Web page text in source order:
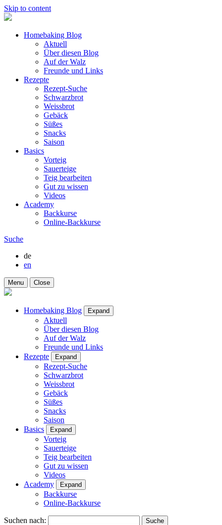
Skip to content
Homebaking Blog
Aktuell
Über diesen Blog
Auf der Walz
Freunde und Links
Rezepte
Rezept-Suche
Schwarzbrot
Weissbrot
Gebäck
Süßes
Snacks
Saison
Basics
Vorteig
Sauerteige
Teig bearbeiten
Gut zu wissen
Videos
Academy
Backkurse
Online-Backkurse
Suche
de
en
Menu Close
Homebaking Blog Expand
Aktuell
Über diesen Blog
Auf der Walz
Freunde und Links
Rezepte
Expand
Rezept-Suche
Schwarzbrot
Weissbrot
Gebäck
Süßes
Snacks
Saison
Basics
Expand
Vorteig
Sauerteige
Teig bearbeiten
Gut zu wissen
Videos
Academy
Expand
Backkurse
Online-Backkurse
Suchen nach: